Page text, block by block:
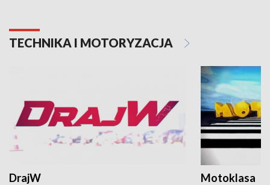
TECHNIKA I MOTORYZACJA
DrajW Motoklasa